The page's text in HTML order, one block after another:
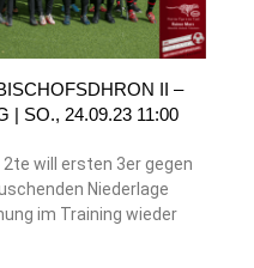
II –
| SO., 24.09.23 11:00
will ersten 3er gegen
Niederlage
im Training wieder